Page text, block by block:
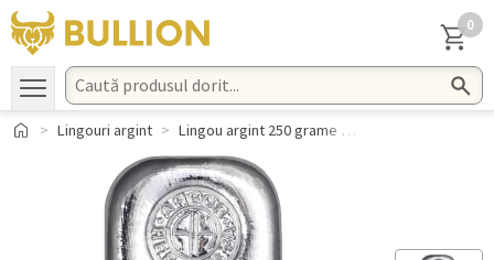
0
Lingouri argint Lingou argint 250 grame Argor-Heraeus 999.0 Elvetia